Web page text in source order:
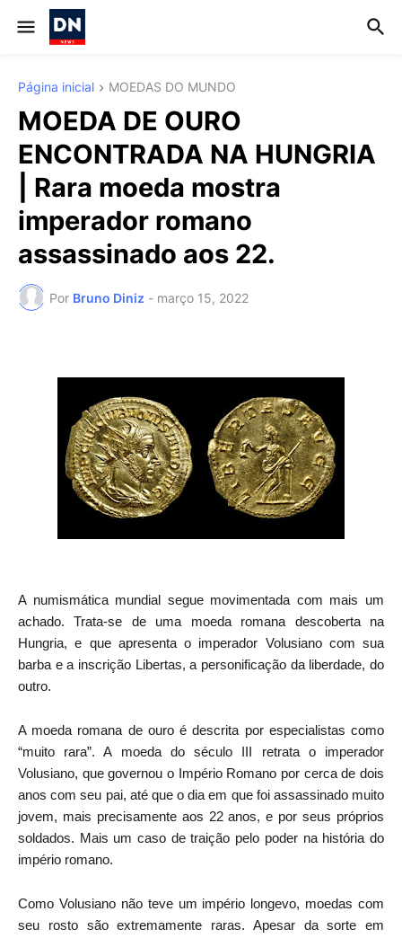
Página inicial MOEDAS DO MUNDO
MOEDA DE OURO
ENCONTRADA NA HUNGRIA
| Rara moeda mostra
imperador romano
assassinado aos 22.
Por Bruno Diniz - março 15, 2022
A numismática mundial segue movimentada com mais um
achado. Trata-se de uma moeda romana descoberta na
Hungria, e que apresenta o imperador Volusiano com sua
barba e a inscrição Libertas, a personificação da liberdade, do
outro.
A moeda romana de ouro é descrita por especialistas como
“muito rara”. A moeda do século III retrata o imperador
Volusiano, que governou o Império Romano por cerca de dois
anos com seu pai, até que o dia em que foi assassinado muito
jovem, mais precisamente aos 22 anos, e por seus próprios
soldados. Mais um caso de traição pelo poder na história do
império romano.
Como Volusiano não teve um império longevo, moedas com
seu rosto são extremamente raras. Apesar da sorte em